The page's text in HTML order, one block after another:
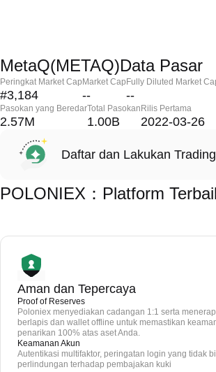
MetaQ(METAQ)Data Pasar
Peringkat Market Cap
#3,184
Market Cap
--
Fully Diluted Market
--
Pasokan yang Beredar
2.57M
Total Pasokan
1.00B
Rilis Pertama
2022-03-26
Daftar dan Lakukan
POLONIEX：Platform
Aman dan Tepercaya
Proof of Reserves
Poloniex menyediakan cadangan 1:1 serta
berlapis dan wallet offline untuk memastikan
penarikan 100% atas aset Anda.
Keamanan Akun
Autentikasi multifaktor, peringatan login yang tidak
perlindungan terhadap pembajakan kuki